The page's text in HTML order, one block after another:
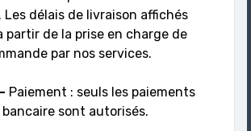
Les délais de livraison affichés
partir de la prise en charge de
par nos services.
Paiement : seuls les paiements
sont autorisés.